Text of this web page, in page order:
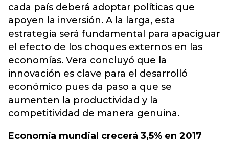
cada país deberá adoptar políticas que
apoyen la inversión. A la larga, esta
estrategia será fundamental para apaciguar
el efecto de los choques externos en las
economías. Vera concluyó que la
innovación es clave para el desarrolló
económico pues da paso a que se
aumenten la productividad y la
competitividad de manera genuina.
Economía mundial crecerá 3,5% en 2017